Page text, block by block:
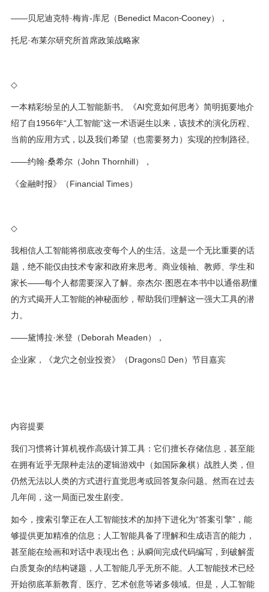
——贝尼迪克特·梅肯-库尼（Benedict Macon⁃Cooney），
托尼·布莱尔研究所首席政策战略家
◇
一本精彩纷呈的人工智能新书。《AI究竟如何思考》简明扼要地介
绍了自1956年“人工智能”这一术语诞生以来，该技术的演化历程、
当前的应用方式，以及我们希望（也需要努力）实现的控制路径。
——约翰·桑希尔（John Thornhill），
《金融时报》（Financial Times）
◇
我相信人工智能将彻底改变每个人的生活。这是一个无比重要的话
题，绝不能仅由技术专家和政府来思考。商业领袖、教师、学生和
家长——每个人都需要深入了解。奈杰尔·图恩在本书中以通俗易懂
的方式揭开人工智能的神秘面纱，帮助我们理解这一强大工具的潜
力。
——黛博拉·米登（Deborah Meaden），
企业家，《龙穴之创业投资》（Dragons􀆳 Den）节目嘉宾
内容提要
我们习惯将计算机视作高级计算工具：它们擅长存储信息，甚至能
在拥有近乎无限种走法的逻辑游戏中（如国际象棋）战胜人类，但
仍然无法以人类的方式进行直觉思考或回答复杂问题。然而在过去
几年间，这一局面已发生剧变。
如今，搜索引擎正在人工智能技术的加持下进化为“答案引擎”，能
够提供更加精准的信息；人工智能具备了理解和生成语言的能力，
甚至能在绘画和对话中表现出色；从瞬间完成代码编写，到破解蛋
白质复杂的结构谜题，人工智能几乎无所不能。人工智能技术已经
开始彻底革新教育、医疗、艺术创意等诸多领域。但是，人工智能